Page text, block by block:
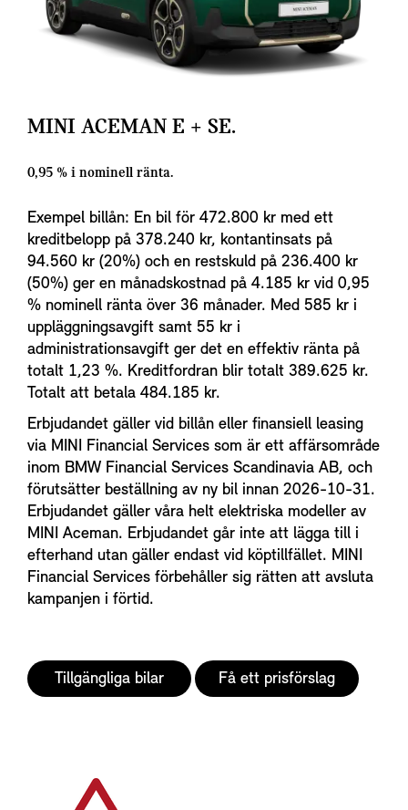
MINI ACEMAN E + SE.
0,95 % i nominell ränta.
Exempel billån: En bil för 472.800 kr med ett
kreditbelopp på 378.240 kr, kontantinsats på
94.560 kr (20%) och en restskuld på 236.400 kr
(50%) ger en månadskostnad på 4.185 kr vid 0,95
% nominell ränta över 36 månader. Med 585 kr i
uppläggningsavgift samt 55 kr i
administrationsavgift ger det en effektiv ränta på
totalt 1,23 %. Kreditfordran blir totalt 389.625 kr.
Totalt att betala 484.185 kr.
Erbjudandet gäller vid billån eller finansiell leasing
via MINI Financial Services som är ett affärsområde
inom BMW Financial Services Scandinavia AB, och
förutsätter beställning av ny bil innan 2026-10-31.
Erbjudandet gäller våra helt elektriska modeller av
MINI Aceman. Erbjudandet går inte att lägga till i
efterhand utan gäller endast vid köptillfället. MINI
Financial Services förbehåller sig rätten att avsluta
kampanjen i förtid.
Tillgängliga bilar Få ett prisförslag